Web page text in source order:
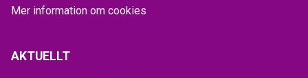
Mer information om cookies
AKTUELLT